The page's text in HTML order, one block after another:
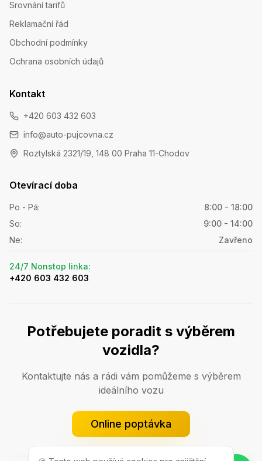
Srovnání tarifů
Reklamační řád
Obchodní podmínky
Ochrana osobních údajů
Kontakt
+420 603 432 603
info@auto-pujcovna.cz
Roztylská 2321/19, 148 00 Praha 11-Chodov
Otevírací doba
Po - Pá:
8:00 - 18:00
So:
9:00 - 14:00
Ne: Zavřeno
24/7 Nonstop linka:
+420 603 432 603
Potřebujete poradit s výběrem
vozidla?
Kontaktujte nás a rádi vám pomůžeme s výběrem
ideálního vozu
Online poptávka